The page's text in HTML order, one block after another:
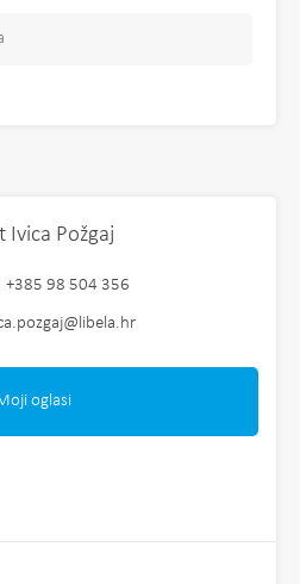
Ivica Požgaj
+385 98 504 356
oglasi